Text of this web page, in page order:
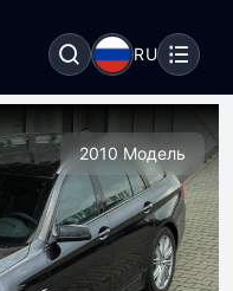
RU
2010 Модель